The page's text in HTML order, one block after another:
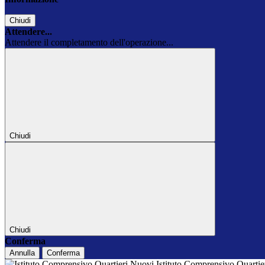
Chiudi
Attendere...
Attendere il completamento dell'operazione...
Chiudi
Chiudi
Conferma
Annulla Conferma